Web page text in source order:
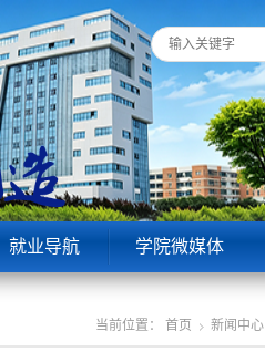
就业导航 学院微媒体
当前位置： 首页 新闻中心